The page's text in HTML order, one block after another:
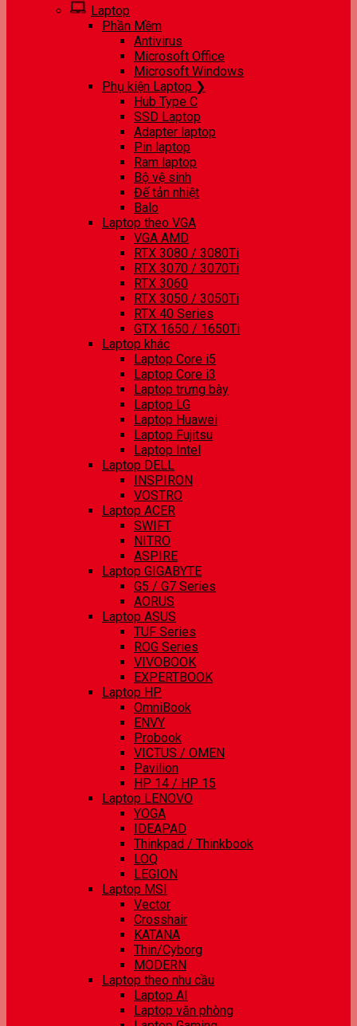
Laptop
Phần Mềm
Antivirus
Microsoft Office
Microsoft Windows
Phụ kiện Laptop ❯
Hub Type C
SSD Laptop
Adapter laptop
Pin laptop
Ram laptop
Bộ vệ sinh
Đế tản nhiệt
Balo
Laptop theo VGA
VGA AMD
RTX 3080 / 3080Ti
RTX 3070 / 3070Ti
RTX 3060
RTX 3050 / 3050Ti
RTX 40 Series
GTX 1650 / 1650Ti
Laptop khác
Laptop Core i5
Laptop Core i3
Laptop trưng bày
Laptop LG
Laptop Huawei
Laptop Fujitsu
Laptop Intel
Laptop DELL
INSPIRON
VOSTRO
Laptop ACER
SWIFT
NITRO
ASPIRE
Laptop GIGABYTE
G5 / G7 Series
AORUS
Laptop ASUS
TUF Series
ROG Series
VIVOBOOK
EXPERTBOOK
Laptop HP
OmniBook
ENVY
Probook
VICTUS / OMEN
Pavilion
HP 14 / HP 15
Laptop LENOVO
YOGA
IDEAPAD
Thinkpad / Thinkbook
LOQ
LEGION
Laptop MSI
Vector
Crosshair
KATANA
Thin/Cyborg
MODERN
Laptop theo nhu cầu
Laptop AI
Laptop văn phòng